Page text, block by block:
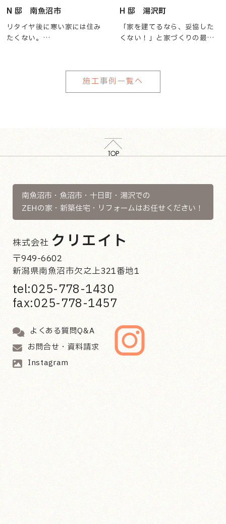
る電気代対策もバッチリ！
家族にも、お財布にも優しい
家になりました。
クトなサイズに交換しており
ます。
おります。
お見積もりは無料でいたして
おりますので、お気軽にお問
ムの家
N 邸 南魚沼市
リタイヤ後に寒い家には住み
たくない。
そんなお気持ちから始まった
思い入れのある床の間も、以
前の家の部材をそのまま使っ
ています。
屋根も雪堀をしなくていいよ
ました。
の家...
H 邸 湯沢町
「家を建てるなら、妥協した
くない！」と家づくりの最初
家。
ビルドインガレージから水回
り、下駄箱、壁紙、窓のサイ
なかには、「これを使いたい
せで様々な話し合いとご提案
をして完成した、そんな家で
す。
施工事例一覧へ
南魚沼市・魚沼市・十日町・湯沢での
ZEHの家・新築住宅・リフォームはお任せください！
株式会社 クリエイト
〒949-6602
新潟県南魚沼市欠之上321番地1
tel:025-778-1430
fax:025-778-1457
よくある質問Q&A
お問合せ・資料請求
Instagram